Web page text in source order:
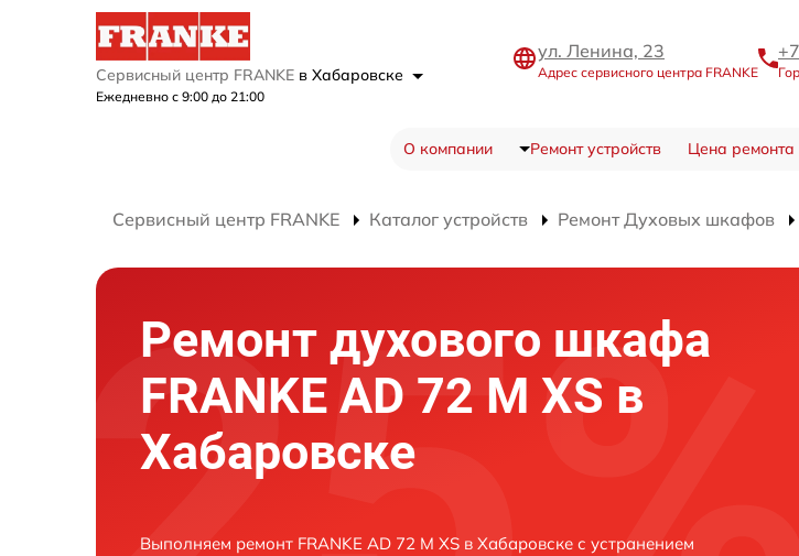
Сервисный центр FRANKE в Хабаровске
Ежедневно с 9:00 до 21:00
ул. Ленина, 23
Адрес сервисного центра FRANKE
О компании Ремонт устройств Цена ремонта
Сервисный центр FRANKE Каталог устройств Ремонт Духовых шкафов
Ремонт духового шкафа
FRANKE AD 72 M XS в
Хабаровске
Выполняем ремонт FRANKE AD 72 M XS в Хабаровске с устранением